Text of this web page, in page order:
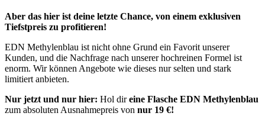
Aber das hier ist deine letzte Chance, von einem exklusiven
Tiefstpreis zu profitieren!
EDN Methylenblau ist nicht ohne Grund ein Favorit unserer
Kunden, und die Nachfrage nach unserer hochreinen Formel ist
enorm. Wir können Angebote wie dieses nur selten und stark
limitiert anbieten.
Nur jetzt und nur hier: Hol direine Flasche EDN Methylenblau
zum absoluten Ausnahmepreis von nur 19 €!